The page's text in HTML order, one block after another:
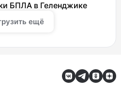
БПЛА в Геленджике
ещё